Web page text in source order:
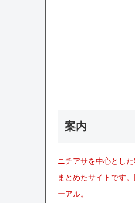
案内
ニチアサを中心とし
まとめたサイトです
ーアル。